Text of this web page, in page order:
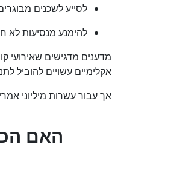
לסייע לשכנים
להימנע מנסיעות לא
מדענים מדגישים שאירועי
אקלימיים עשויים להוביל
אך עבור עשרות מיליוני
?האם